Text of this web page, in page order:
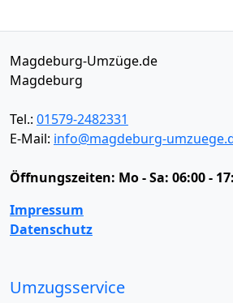
Magdeburg-Umzüge.de
Magdeburg
Tel.: 01579-2482331
E-Mail: info@magdeburg-
Öffnungszeiten: Mo - Sa: 06:00 -
Impressum
Datenschutz
Umzugsservice